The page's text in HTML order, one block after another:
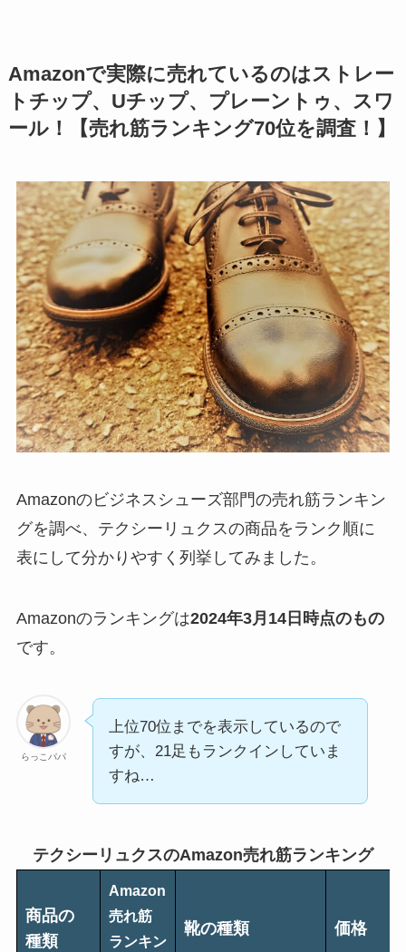
Amazonで実際に売れているのはストレー
トチップ、Uチップ、プレーントゥ、スワ
ール！【売れ筋ランキング70位を調査！】
Amazonのビジネスシューズ部門の売れ筋ランキン
グを調べ、テクシーリュクスの商品をランク順に
表にして分かりやすく列挙してみました。
Amazonのランキングは2024年3月14日時点のもの
です。
らっこパパ
上位70位までを表示しているので
すが、21足もランクインしていま
すね…
テクシーリュクスのAmazon売れ筋ランキング
商品の
種類
Amazon
売れ筋
ランキン
靴の種類 価格